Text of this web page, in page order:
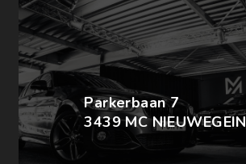
Parkerbaan 7
3439 MC NIEUWEGEIN